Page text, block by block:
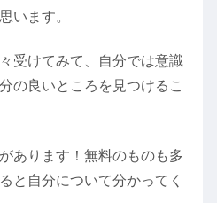
います。
受けてみて、自分では意識
の良いところを見つけるこ
あります！無料のものも多
と自分について分かってく